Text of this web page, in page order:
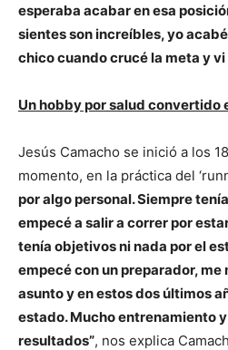
esperaba acabar en esa
sientes son increíbles, yo
chico cuando crucé la meta y vi
Un hobby por salud convertido
Jesús Camacho se inició a los
momento, en la práctica del
por algo personal. Siempre
empecé a salir a correr por
tenía objetivos ni nada por el
empecé con un preparador, me
asunto y en estos dos últimos
estado. Mucho entrenamiento
resultados”, nos explica